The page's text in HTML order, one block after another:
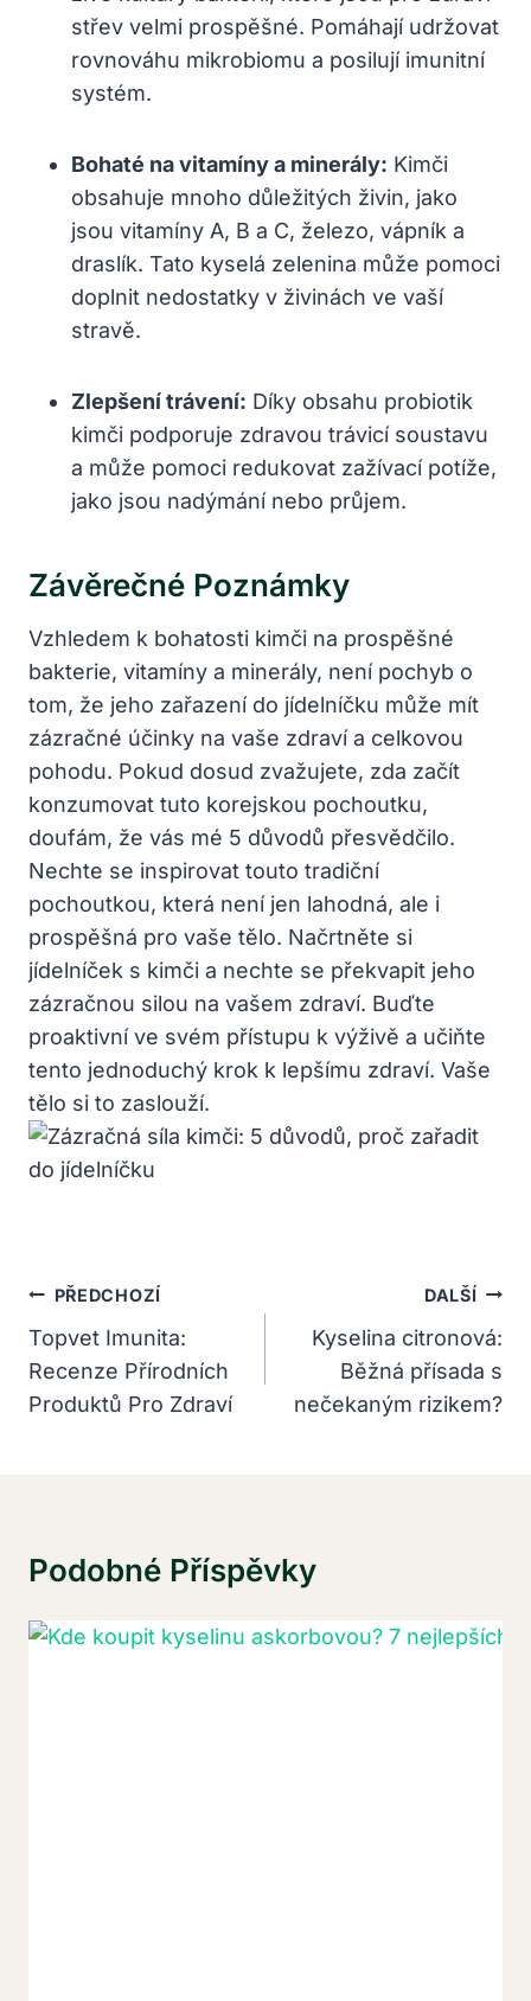
střev velmi prospěšné. Pomáhají udržovat
rovnováhu mikrobiomu a posilují imunitní
systém.
Bohaté na vitamíny a minerály: Kimči
obsahuje mnoho důležitých živin, jako
jsou vitamíny A, B a C, železo, vápník a
draslík. Tato kyselá zelenina může pomoci
doplnit nedostatky v živinách ve vaší
stravě.
Zlepšení trávení: Díky obsahu probiotik
kimči podporuje zdravou trávicí soustavu
a může pomoci redukovat zažívací potíže,
jako jsou nadýmání nebo průjem.
Závěrečné Poznámky
Vzhledem k bohatosti kimči na prospěšné
bakterie, vitamíny a minerály, není pochyb o
tom, že jeho zařazení do jídelníčku může mít
zázračné účinky na vaše zdraví a celkovou
pohodu. Pokud dosud zvažujete, zda začít
konzumovat tuto korejskou pochoutku,
doufám, že vás mé 5 důvodů přesvědčilo.
Nechte se inspirovat touto tradiční
pochoutkou, která není jen lahodná, ale i
prospěšná pro vaše tělo. Načrtněte si
jídelníček s kimči a nechte se překvapit jeho
zázračnou silou na vašem zdraví. Buďte
proaktivní ve svém přístupu k výživě a učiňte
tento jednoduchý krok k lepšímu zdraví. Vaše
tělo si to zaslouží.
Navigace
Pro
Příspěvek
PŘEDCHOZÍ
Topvet Imunita:
Recenze Přírodních
Produktů Pro Zdraví
DALŠÍ
Kyselina citronová:
Běžná přísada s
nečekaným rizikem?
Podobné Příspěvky